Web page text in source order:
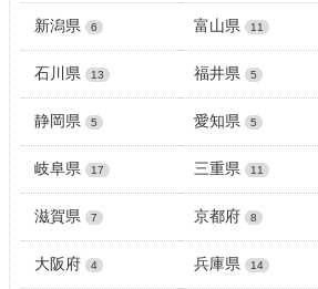
新潟県 6 富山県 11
石川県 13 福井県 5
静岡県 5 愛知県 5
岐阜県 17 三重県 11
滋賀県 7 京都府 8
大阪府 4 兵庫県 14